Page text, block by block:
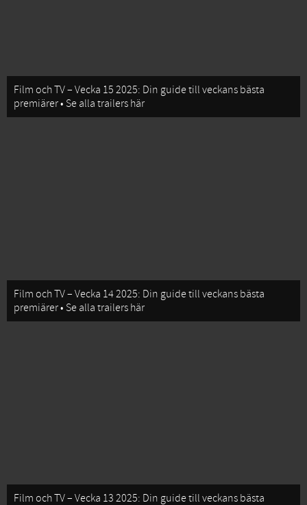
Film och TV – Vecka 15 2025: Din guide till veckans bästa
premiärer • Se alla trailers här
Film och TV – Vecka 14 2025: Din guide till veckans bästa
premiärer • Se alla trailers här
Film och TV – Vecka 13 2025: Din guide till veckans bästa